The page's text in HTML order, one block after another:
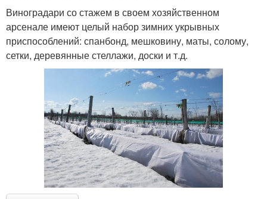
Виноградари со стажем в своем хозяйственном
арсенале имеют целый набор зимних укрывных
приспособлений: спанбонд, мешковину, маты, солому,
сетки, деревянные стеллажи, доски и т.д.